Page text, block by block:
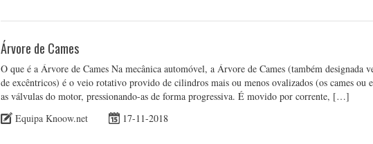
Árvore de Cames
O que é a Árvore de Cames Na mecânica automóvel, a Árvore de Cames (também designada
de excêntricos) é o veio rotativo provido de cilindros mais ou menos ovalizados (os cames ou
as válvulas do motor, pressionando-as de forma progressiva. É movido por corrente, […]
Equipa Knoow.net
17-11-2018